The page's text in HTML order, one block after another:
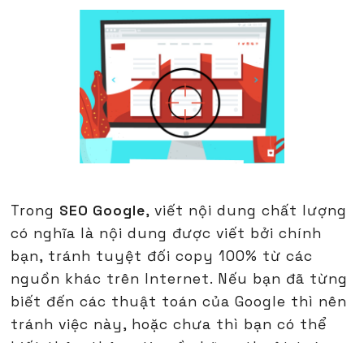
Trong SEO Google, viết nội dung chất lượng
có nghĩa là nội dung được viết bởi chính
bạn, tránh tuyệt đối copy 100% từ các
nguồn khác trên Internet. Nếu bạn đã từng
biết đến các thuật toán của Google thì nên
tránh việc này, hoặc chưa thì bạn có thể